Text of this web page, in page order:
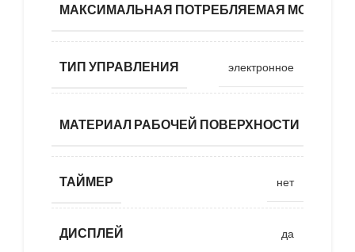
МАКСИМАЛЬНАЯ ПОТРЕБЛЯЕМАЯ
ТИП УПРАВЛЕНИЯ электронное
МАТЕРИАЛ РАБОЧЕЙ ПОВЕРХНОСТИ
ТАЙМЕР нет
ДИСПЛЕЙ да